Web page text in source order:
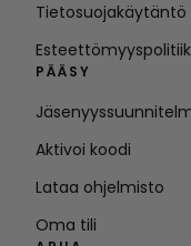
Tietosuojakäytäntö
PÄÄSY
Aktivoi koodi
Lataa ohjelmisto
Oma tili